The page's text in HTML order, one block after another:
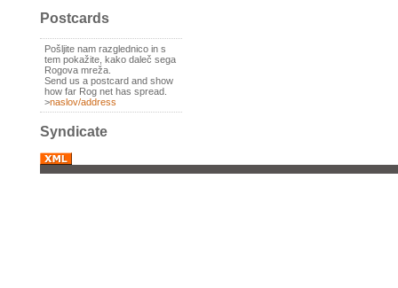
Postcards
Pošljite nam razglednico in s
tem pokažite, kako daleč sega
Rogova mreža.
Send us a postcard and show
how far Rog net has spread.
>naslov/address
Syndicate